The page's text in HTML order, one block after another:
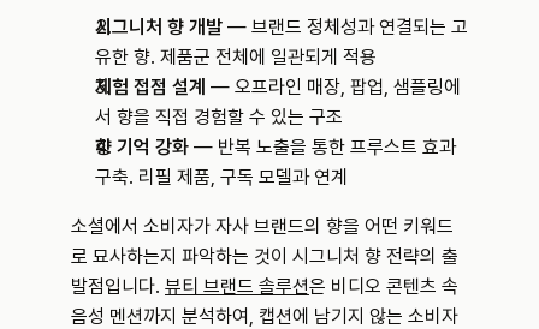
시그니처 향 개발 — 브랜드 정체성과 연결되는 고
유한 향. 제품군 전체에 일관되게 적용
체험 접점 설계 — 오프라인 매장, 팝업, 샘플링에
서 향을 직접 경험할 수 있는 구조
향 기억 강화 — 반복 노출을 통한 프루스트 효과
구축. 리필 제품, 구독 모델과 연계
소셜에서 소비자가 자사 브랜드의 향을 어떤 키워드
로 묘사하는지 파악하는 것이 시그니처 향 전략의 출
발점입니다. 뷰티 브랜드 솔루션은 비디오 콘텐츠 속
음성 멘션까지 분석하여, 캡션에 남기지 않는 소비자